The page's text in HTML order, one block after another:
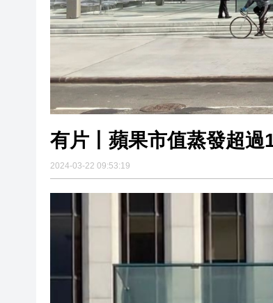
山東26戶省屬國企去年
瀋陽鐵西校園閱讀活動
閩粵贛三地漢樂藝術家
有片丨蘋果市值蒸發超
2024-03-22 09:53:19